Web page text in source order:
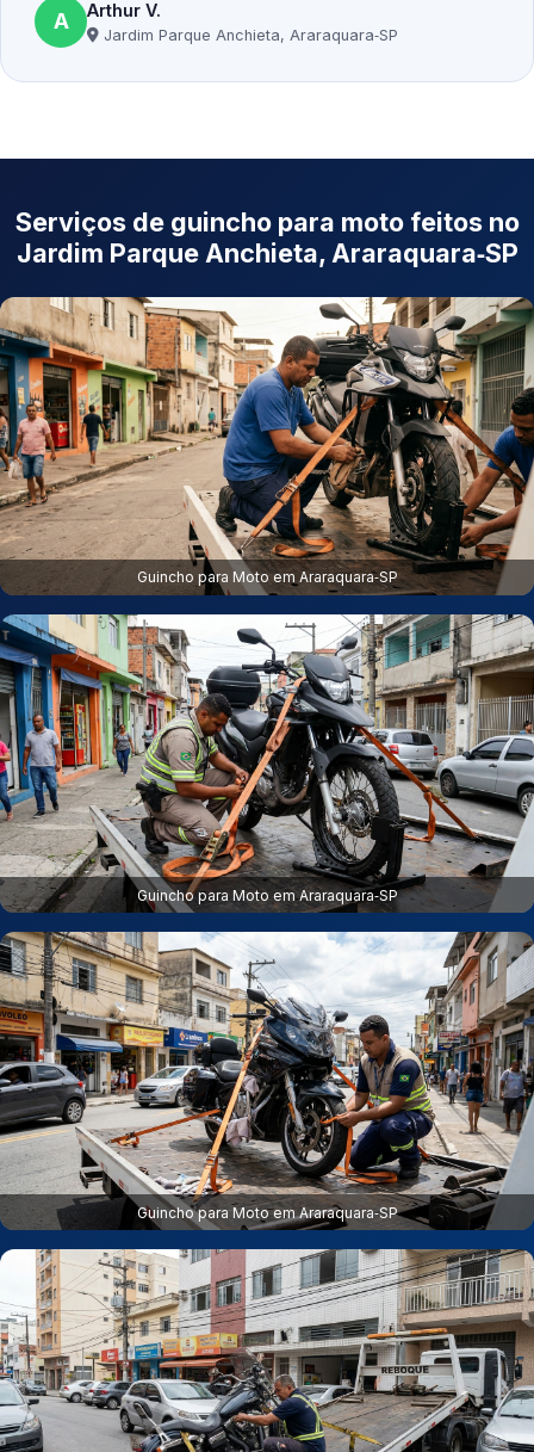
A Arthur V.
Jardim Parque Anchieta, Araraquara‑SP
Serviços de guincho para moto feitos no
Jardim Parque Anchieta, Araraquara‑SP
Guincho para Moto em Araraquara‑SP
Guincho para Moto em Araraquara‑SP
Guincho para Moto em Araraquara‑SP